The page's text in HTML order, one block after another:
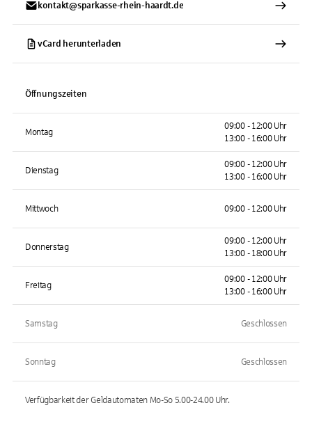
kontakt@sparkasse-rhein-haardt.de
vCard herunterladen
Öffnungszeiten
Montag
09:00 - 12:00 Uhr
13:00 - 16:00 Uhr
Dienstag
09:00 - 12:00 Uhr
13:00 - 16:00 Uhr
Mittwoch 09:00 - 12:00 Uhr
Donnerstag
09:00 - 12:00 Uhr
13:00 - 18:00 Uhr
Freitag
09:00 - 12:00 Uhr
13:00 - 16:00 Uhr
Samstag Geschlossen
Sonntag Geschlossen
Verfügbarkeit der Geldautomaten Mo-So 5.00-24.00Uhr.